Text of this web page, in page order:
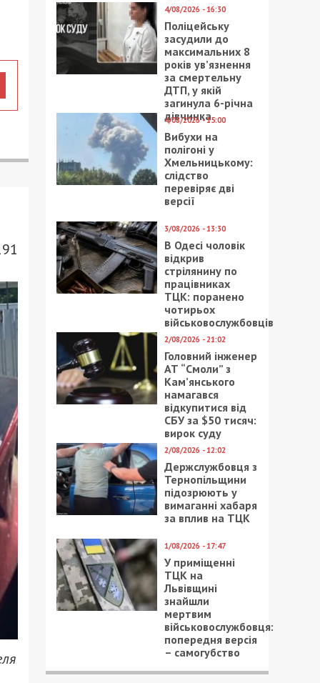
4/08/2026 - 16:30
Поліцейську
засудили до
максимальних 8
років ув’язнення
за смертельну
ДТП, у якій
загинула 6-річна
дівчинка
4/08/2026 - 15:00
Вибухи на
полігоні у
Хмельницькому:
слідство
перевіряє дві
версії
3/08/2026 - 13:30
В Одесі чоловік
відкрив
стрілянину по
працівниках
ТЦК: поранено
чотирьох
військовослужбовців
2/08/2026 - 21:02
Головний інженер
АТ “Смоли” з
Кам’янського
намагався
відкупитися від
СБУ за $50 тисяч:
вирок суду
2/08/2026 - 12:02
Держслужбовця з
Тернопільщини
підозрюють у
вимаганні хабаря
за вплив на ТЦК
1/08/2026 - 17:47
У приміщенні
ТЦК на
Львівщині
знайшли
мертвим
військовослужбовця:
попередня версія
– самогубство